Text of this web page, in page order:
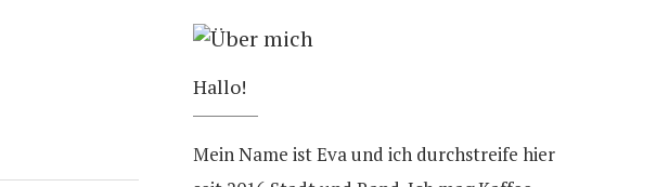
Hallo!
Mein Name ist Eva und ich durchstreife hier